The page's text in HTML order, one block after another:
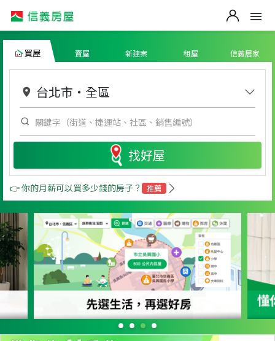
買屋 賣屋 新建案 租屋 信義居家
台北市 ・ 全區
找好屋
👉 你的月薪可以買多少錢的房子？ 推薦